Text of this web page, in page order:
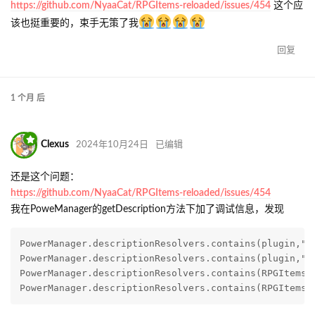
https://github.com/NyaaCat/RPGItems-reloaded/issues/454 这个应
该也挺重要的，束手无策了我
回复
1 个月 后
Clexus 2024年10月24日 已编辑
还是这个问题：
https://github.com/NyaaCat/RPGItems-reloaded/issues/454
我在PoweManager的getDescription方法下加了调试信息，发现